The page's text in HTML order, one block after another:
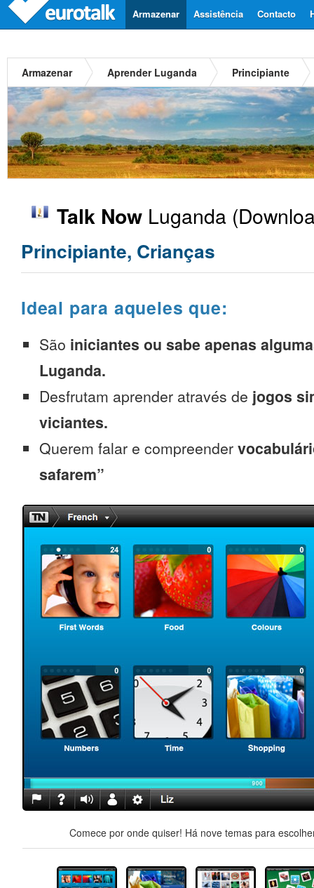
Contacto
Assistência
Armazenar
Armazenar Aprender Luganda Principiante
Talk Now Luganda
Principiante, Crianças
Ideal para aqueles que:
São iniciantes ou sabe apenas
Luganda.
Desfrutam aprender através de jogos
viciantes.
Querem falar e compreender
safarem”
Comece por onde quiser! Há nove temas para